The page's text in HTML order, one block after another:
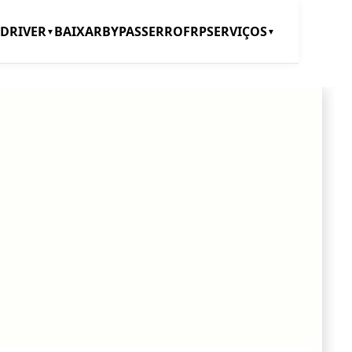
DRIVER▼ BAIXARBYPASSERROFRPSERVIÇOS▼